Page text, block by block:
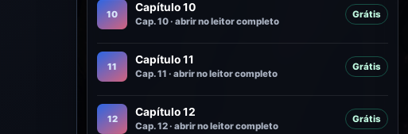
10
Capítulo 10
Cap. 10 · abrir no leitor completo
Grátis
11
Capítulo 11
Cap. 11 · abrir no leitor completo
Grátis
12
Capítulo 12
Cap. 12 · abrir no leitor completo
Grátis